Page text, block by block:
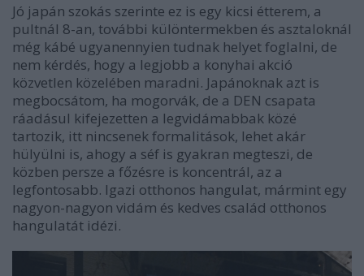
Jó japán szokás szerinte ez is egy kicsi étterem, a
pultnál 8-an, további különtermekben és asztaloknál
még kábé ugyanennyien tudnak helyet foglalni, de
nem kérdés, hogy a legjobb a konyhai akció
közvetlen közelében maradni. Japánoknak azt is
megbocsátom, ha mogorvák, de a DEN csapata
ráadásul kifejezetten a legvidámabbak közé
tartozik, itt nincsenek formalitások, lehet akár
hülyülni is, ahogy a séf is gyakran megteszi, de
közben persze a főzésre is koncentrál, az a
legfontosabb. Igazi otthonos hangulat, mármint egy
nagyon-nagyon vidám és kedves család otthonos
hangulatát idézi.